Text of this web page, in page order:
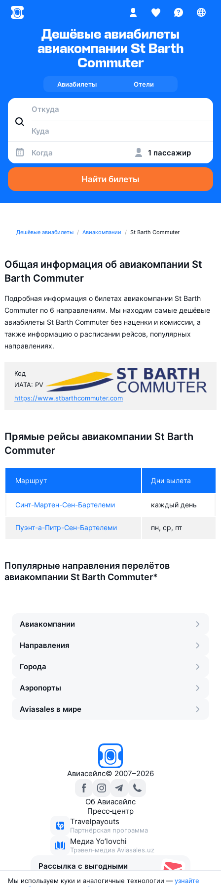
Дешёвые авиабилеты
авиакомпании St Barth
Commuter
Авиабилеты Отели
Когда 1 пассажир
Найти билеты
Дешёвые авиабилеты Авиакомпании St Barth Commuter
Общая информация об авиакомпании St
Barth Commuter
Подробная информация о билетах авиакомпании St Barth
Commuter по 6 направлениям. Мы находим самые дешёвые
авиабилеты St Barth Commuter без наценки и комиссии, а
также информацию о расписании рейсов, популярных
направлениях.
Код
ИАТА: PV
https://www.stbarthcommuter.com
Прямые рейсы авиакомпании St Barth
Commuter
Маршрут Дни вылета
Синт-Мартен-Сен-Бартелеми каждый день
Пуэнт-а-Питр-Сен-Бартелеми пн, ср, пт
Популярные направления перелётов
авиакомпании St Barth Commuter*
Авиакомпании
Направления
Города
Аэропорты
Aviasales в мире
Авиасейлс© 2007–2026
Об Авиасейлс
Пресс‑центр
Travelpayouts
Партнёрская программа
Медиа Yo’lovchi
Трэвел‑медиа Aviasales.uz
Рассылка с выгодными
Мы используем куки и аналогичные технологии — узнайте